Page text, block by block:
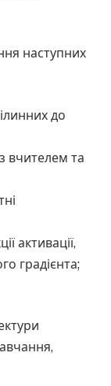
наступних
до
вчителем та
активації,
градієнта;